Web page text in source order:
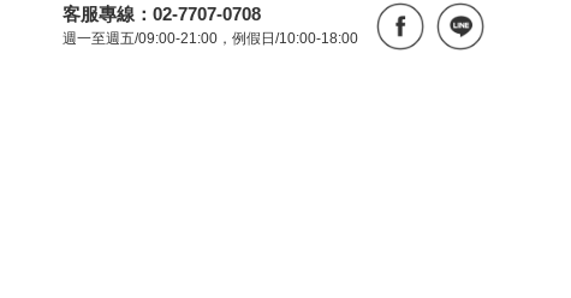
客服專線：02-7707-0708
週一至週五/09:00-21:00，例假日/10:00-18:00